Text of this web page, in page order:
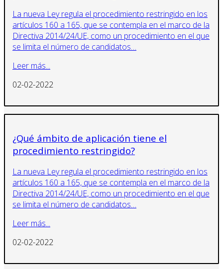
La nueva Ley regula el procedimiento restringido en los
artículos 160 a 165, que se contempla en el marco de la
Directiva 2014/24/UE, como un procedimiento en el que
se limita el número de candidatos…
Leer más...
02-02-2022
¿Qué ámbito de aplicación tiene el
procedimiento restringido?
La nueva Ley regula el procedimiento restringido en los
artículos 160 a 165, que se contempla en el marco de la
Directiva 2014/24/UE, como un procedimiento en el que
se limita el número de candidatos…
Leer más...
02-02-2022